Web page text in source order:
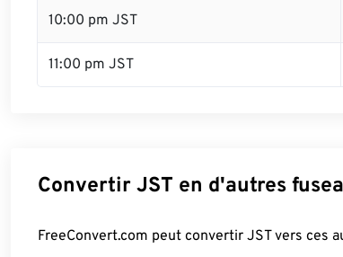
10:00 pm JST
11:00 pm JST
Convertir JST en d'autres
FreeConvert.com peut convertir JST vers ces